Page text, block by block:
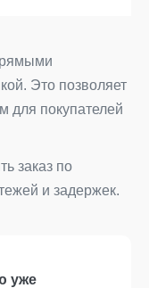
Это позволяет
для покупателей
заказ по
и задержек.
уже